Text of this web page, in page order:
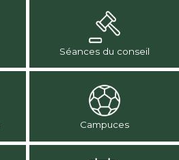
Séances du conseil
Campuces